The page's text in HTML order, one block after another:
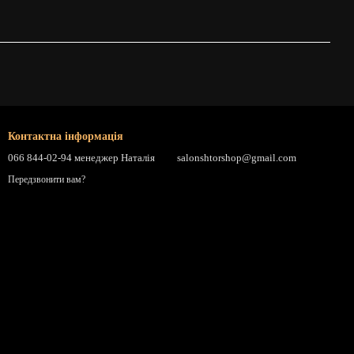
Контактна інформація
066 844-02-94 менеджер Наталія
Передзвонити вам?
salonshtorshop@gmail.com